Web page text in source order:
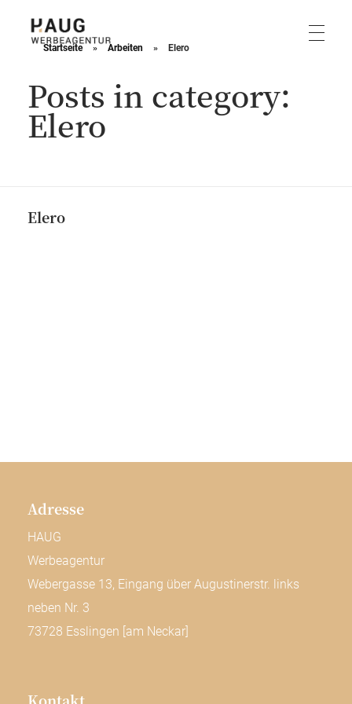
Haug Werbeagentur
Startseite » Arbeiten » Elero
Posts in category:
Elero
Elero
Adresse
HAUG
Werbeagentur
Webergasse 13, Eingang über Augustinerstr. links
neben Nr. 3
73728 Esslingen [am Neckar]